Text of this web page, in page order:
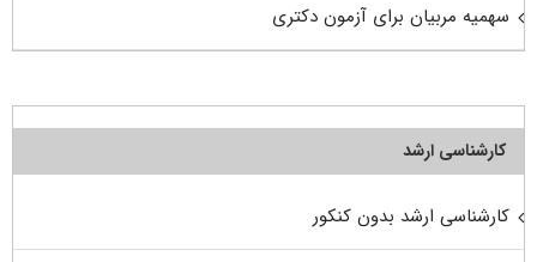
سهمیه مربیان برای آزمون دکتری
کارشناسی ارشد
کارشناسی ارشد بدون کنکور